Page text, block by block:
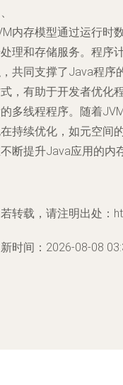
内存模型通过运行时
理和存储服务。程序
共同支撑了Java程序
，有助于开发者优化
多线程程序。随着
持续优化，如元空间
断提升Java应用的内
转载，请注明出处：
时间：2026-08-08